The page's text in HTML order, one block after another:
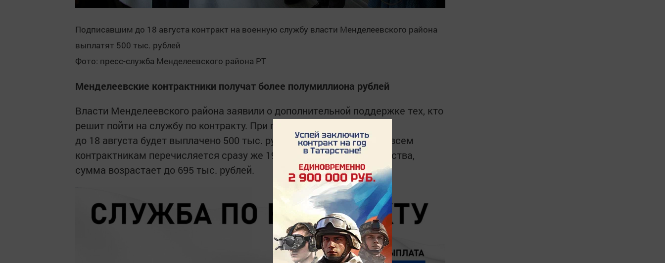
Подписавшим до 18 августа контракт на военную службу власти Менделеевского района
выплатят 500 тыс. рублей
Фото: пресс-служба Менделеевского района РТ
Менделеевские контрактники получат более полумиллиона рублей
Власти Менделеевского района заявили о дополнительной поддержке тех, кто
решит пойти на службу по контракту. При подписании документов
до 18 августа будет выплачено 500 тыс. рублей. С учетом того, что всем
контрактникам перечисляется сразу же 195 тыс. рублей от государства,
сумма возрастает до 695 тыс. рублей.